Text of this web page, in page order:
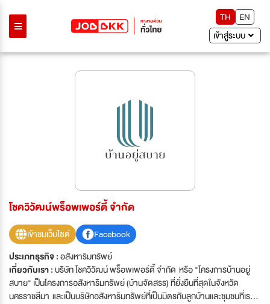
TH
EN
เข้าสู่ระบบ
โชควิวัฒน์พร็อพเพอร์ตี้ จำกัด
เข้าชมเว็บไซต์
Facebook
ประเภทธุรกิจ :อสังหาริมทรัพย์
เกี่ยวกับเรา :บริษัท โชควิวัฒน์ พร็อพเพอร์ตี้ จำกัด หรือ "โครงการบ้านอยู่
สบาย" เป็นโครงการอสังหาริมทรัพย์ (บ้านจัดสรร) ที่ยั่งยืนที่สุดในจังหวัด
นครราชสีมา และเป็นบริษัทอสังหาริมทรัพย์ที่เป็นมิตรกับลูกบ้านและชุมชนที่เรา